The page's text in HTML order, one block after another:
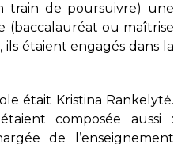
train de poursuivre) une
(baccalauréat ou maîtrise
étaient engagés dans la
était Kristina Rankelytė.
composée aussi :
de l’enseignement